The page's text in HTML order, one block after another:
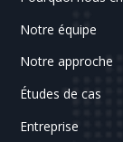
Notre équipe
Notre approche
Études de cas
Entreprise